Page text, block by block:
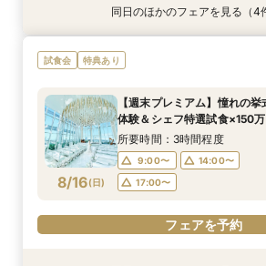
特典あり
8/15( 土)
【初めて式場見学のおふたり
お気軽×シェフ特選試食
9:00〜
14:00〜
17:00〜
フェアを予約
特典あり
8/15( 土)
【17時以降】お仕事帰りや
景×スペシャリテ試食
17:00〜
17:30〜
18:00〜
フェアを予約
特典あり
8/15( 土)
2名様からOK【少人数で結
エディング相談会
9:00〜
14:00〜
17:00〜
フェアを予約
特典あり
8/15( 土)
【愛犬と叶えるペット婚】リ
タンプ×厳選試食＆20万円分
9:00〜
14:00〜
17:00〜
フェアを予約
同日のほかのフェアを見る（4
試食会 特典あり
8/16(日)
【週末プレミアム】憧れの
体験＆シェフ特選試食×150
所要時間：3時間程度
9:00〜
14:00〜
17:00〜
フェアを予約